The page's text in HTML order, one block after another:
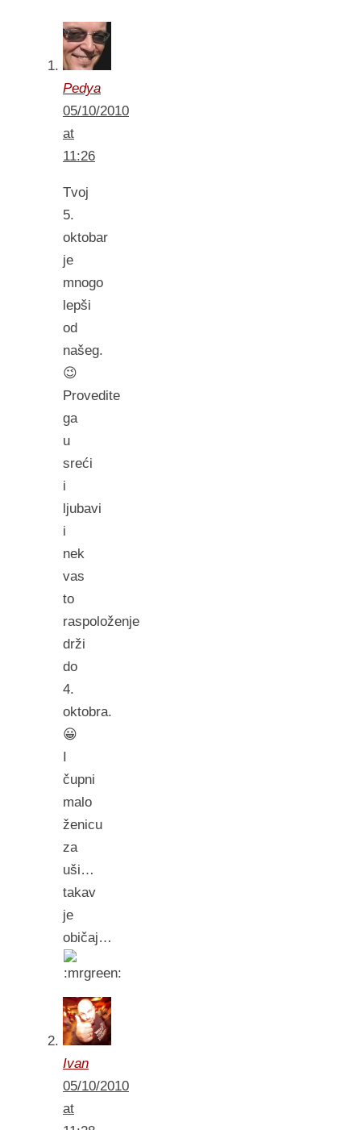
Pedya
05/10/2010
at
11:26
Tvoj
5.
oktobar
je
mnogo
lepši
od
našeg.
😉
Provedite
ga
u
sreći
i
ljubavi
i
nek
vas
to
raspoloženje
drži
do
4.
oktobra.
😀
I
čupni
malo
ženicu
za
uši…
takav
je
običaj…
Ivan
05/10/2010
at